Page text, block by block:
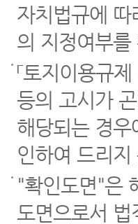
자치법규에 따
의 지정여부
「토지이용규
등의 고시가
해당되는 경우
인하여 드리지
"확인도면"은
도면으로서